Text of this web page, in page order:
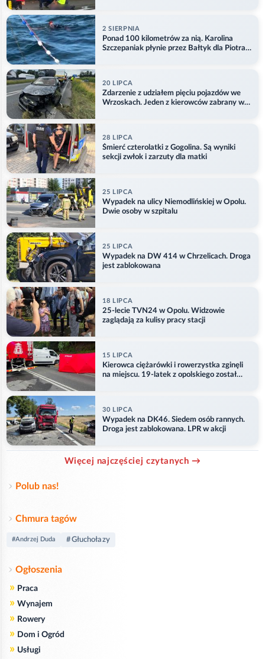
2 SIERPNIA
Ponad 100 kilometrów za nią. Karolina
Szczepaniak płynie przez Bałtyk dla Piotra.
20 LIPCA
Zdarzenie z udziałem pięciu pojazdów we
Wrzoskach. Jeden z kierowców zabrany w
28 LIPCA
Śmierć czterolatki z Gogolina. Są wyniki
sekcji zwłok i zarzuty dla matki
25 LIPCA
Wypadek na ulicy Niemodlińskiej w Opolu.
Dwie osoby w szpitalu
25 LIPCA
Wypadek na DW 414 w Chrzelicach. Droga
jest zablokowana
18 LIPCA
25-lecie TVN24 w Opolu. Widzowie
zaglądają za kulisy pracy stacji
15 LIPCA
Kierowca ciężarówki i rowerzystka zginęli
na miejscu. 19-latek z opolskiego został
30 LIPCA
Wypadek na DK46. Siedem osób rannych.
Droga jest zablokowana. LPR w akcji
Więcej najczęściej czytanych →
Polub nas!
Chmura tagów
#Andrzej Duda #Głuchołazy
Ogłoszenia
» Praca
» Wynajem
» Rowery
» Dom i Ogród
» Usługi